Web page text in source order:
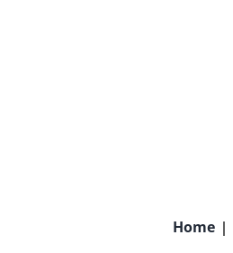
Home |